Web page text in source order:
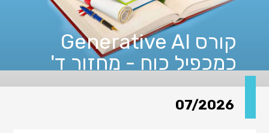
קורס Generative AI
כמכפיל כוח - מחזור ד'
07/2026